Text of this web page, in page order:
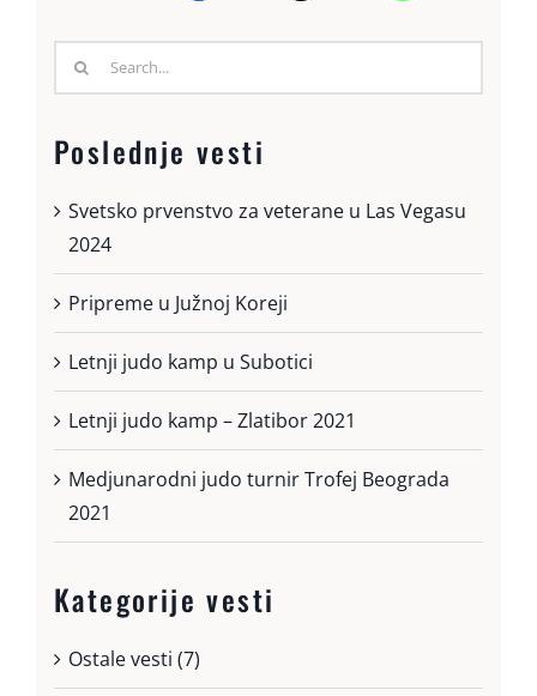
Search
for:
Poslednje vesti
Svetsko prvenstvo za veterane u Las Vegasu
2024
Pripreme u Južnoj Koreji
Letnji judo kamp u Subotici
Letnji judo kamp – Zlatibor 2021
Medjunarodni judo turnir Trofej Beograda
2021
Kategorije vesti
Ostale vesti (7)